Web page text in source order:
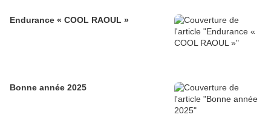
Endurance « COOL RAOUL »
Bonne année 2025